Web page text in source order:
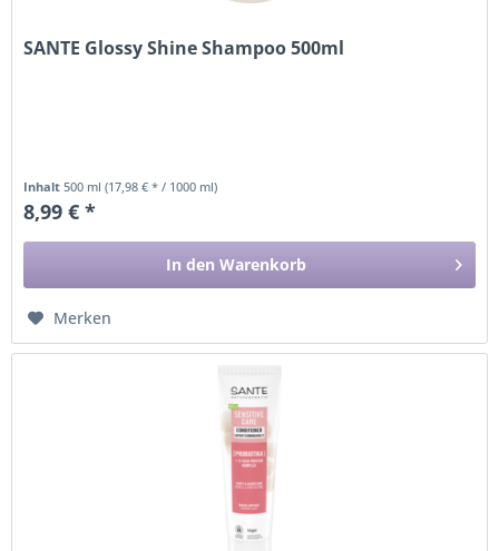
SANTE Glossy Shine Shampoo 500ml
Inhalt 500 ml(17,98 € * / 1000 ml)
8,99 € *
In den Warenkorb
Merken